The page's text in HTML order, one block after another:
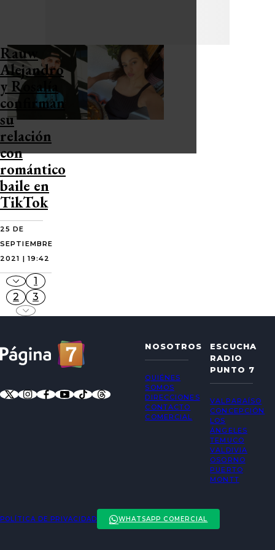
Rauw
Alejandro
y Rosalía
confirman
su
relación
con
romántico
baile en
TikTok
25 DE
SEPTIEMBRE
2021 | 19:42
1
2
3
NOSOTROS
QUIÉNES
SOMOS
DIRECCIONES
CONTACTO
COMERCIAL
ESCUCHA
RADIO
PUNTO 7
VALPARAÍSO
CONCEPCIÓN
LOS
ÁNGELES
TEMUCO
VALDIVIA
OSORNO
PUERTO
MONTT
POLÍTICA DE PRIVACIDAD WHATSAPP COMERCIAL